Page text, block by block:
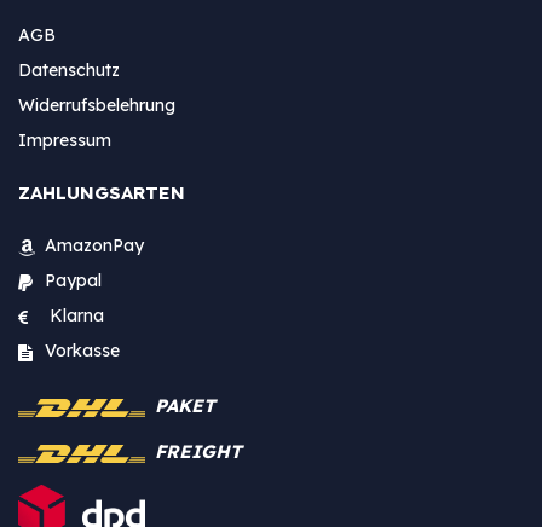
AGB
Datenschutz
Widerrufsbelehrung
Impressum
ZAHLUNGSARTEN
AmazonPay
Paypal
Klarna
Vorkasse
PAKET
FREIGHT